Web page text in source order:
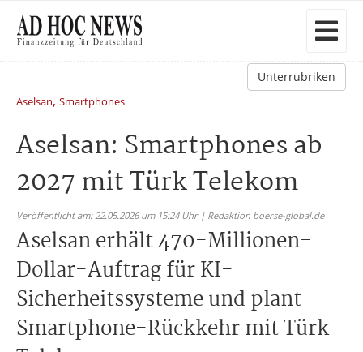
Unterrubriken
Aselsan, Smartphones
Aselsan: Smartphones ab
2027 mit Türk Telekom
Veröffentlicht am: 22.05.2026 um 15:24 Uhr | Redaktion boerse-global.de
Aselsan erhält 470-Millionen-
Dollar-Auftrag für KI-
Sicherheitssysteme und plant
Smartphone-Rückkehr mit Türk